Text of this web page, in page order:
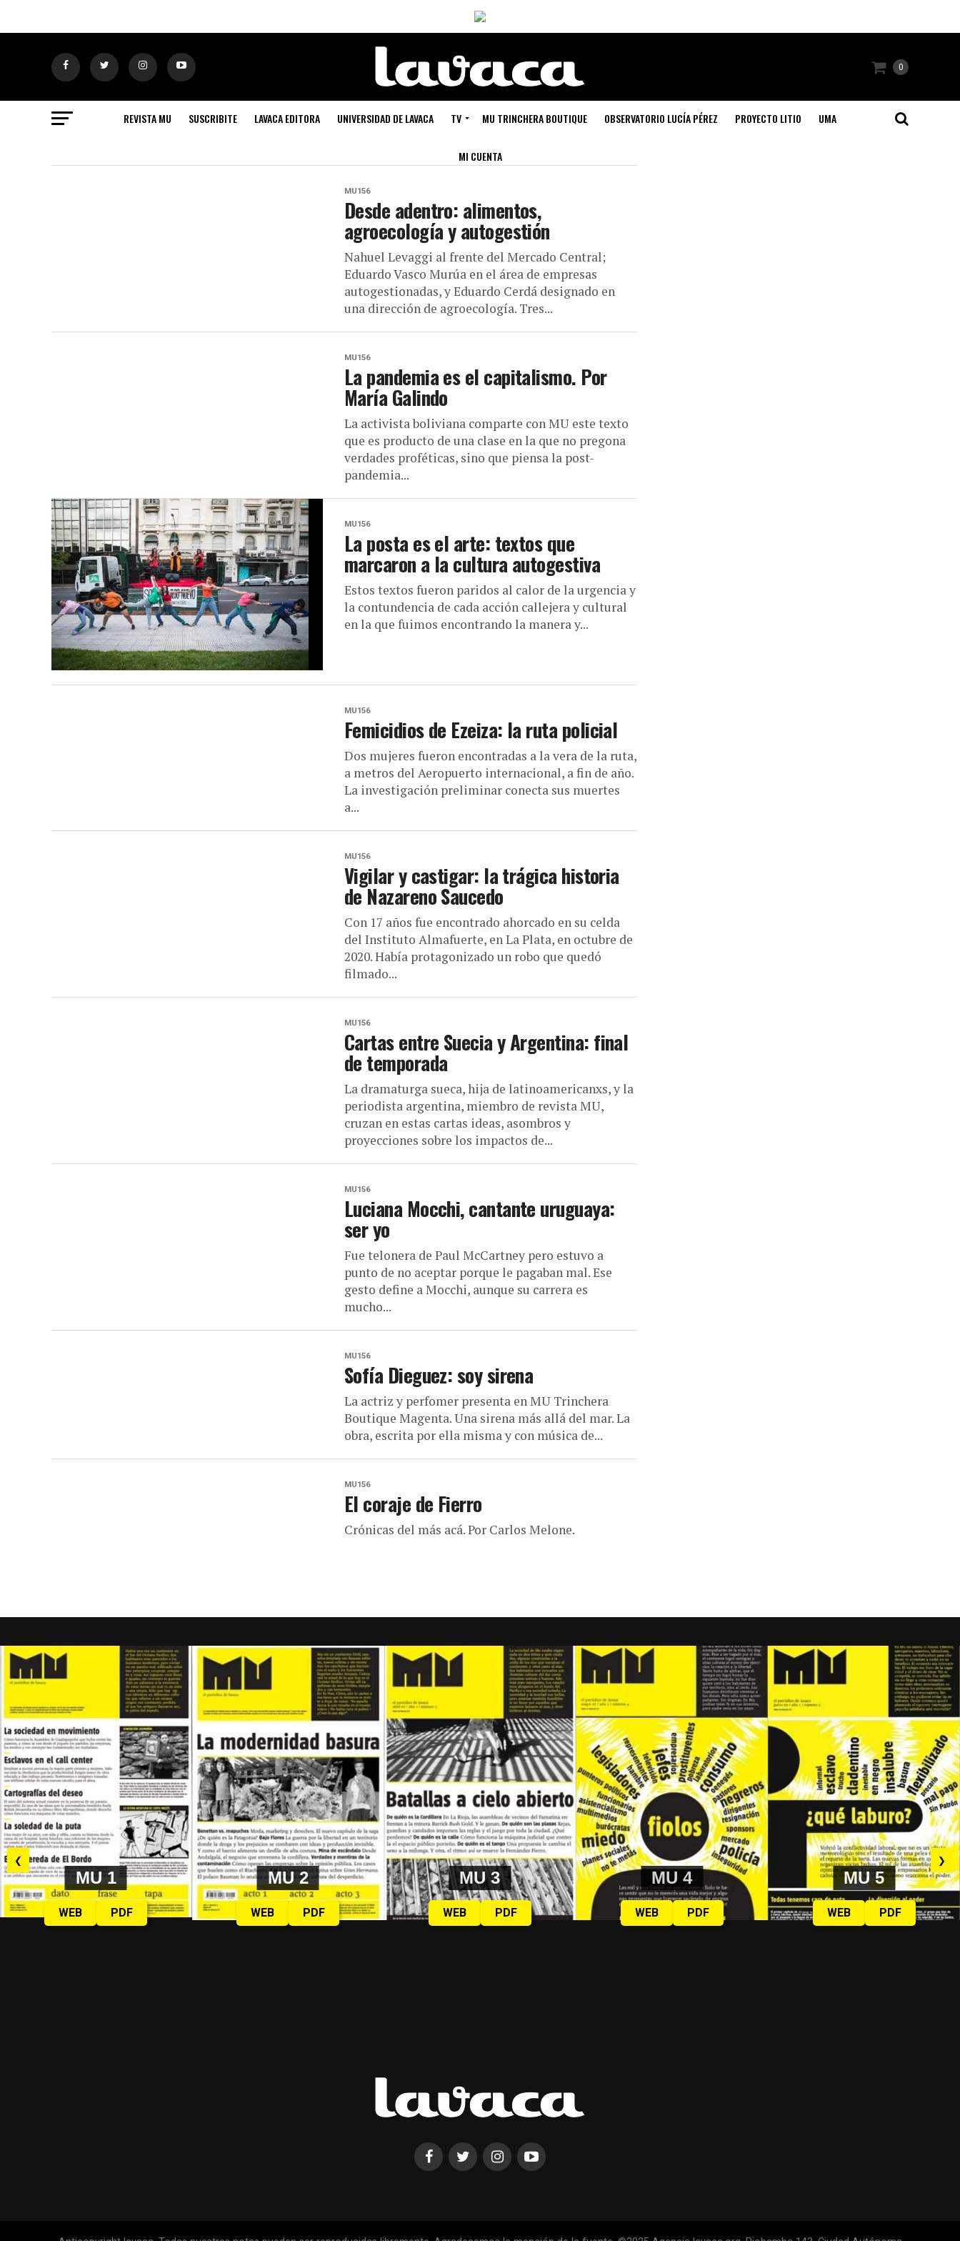
0
REVISTA MU SUSCRIBITE LAVACA EDITORA UNIVERSIDAD DE LAVACA TV MU TRINCHERA BOUTIQUE OBSERVATORIO LUCÍA PÉREZ PROYECTO LITIO UMA
MI CUENTA
Mal curados. Soledad
Barruti, periodista
alimentación
La autora de las investigaciones Malcomidos y Malaleche, describe
lo que dejó la pandemia en materia de alimentación: la
MU156
Desde adentro: alimentos,
agroecología y autogestión
Nahuel Levaggi al frente del Mercado Central;
Eduardo Vasco Murúa en el área de empresas
autogestionadas, y Eduardo Cerdá designado en
una dirección de agroecología. Tres...
MU156
La pandemia es el capitalismo. Por
María Galindo
La activista boliviana comparte con MU este texto
que es producto de una clase en la que no pregona
verdades proféticas, sino que piensa la post-
pandemia...
MU156
La posta es el arte: textos que
marcaron a la cultura autogestiva
Estos textos fueron paridos al calor de la urgencia y
la contundencia de cada acción callejera y cultural
en la que fuimos encontrando la manera y...
MU156
Femicidios de Ezeiza: la ruta policial
Dos mujeres fueron encontradas a la vera de la ruta,
a metros del Aeropuerto internacional, a fin de año.
La investigación preliminar conecta sus muertes
a...
MU156
Vigilar y castigar: la trágica historia
de Nazareno Saucedo
Con 17 años fue encontrado ahorcado en su celda
del Instituto Almafuerte, en La Plata, en octubre de
2020. Había protagonizado un robo que quedó
filmado...
MU156
Cartas entre Suecia y Argentina: final
de temporada
La dramaturga sueca, hija de latinoamericanxs, y la
periodista argentina, miembro de revista MU,
cruzan en estas cartas ideas, asombros y
proyecciones sobre los impactos de...
MU156
Luciana Mocchi, cantante uruguaya:
ser yo
Fue telonera de Paul McCartney pero estuvo a
punto de no aceptar porque le pagaban mal. Ese
gesto define a Mocchi, aunque su carrera es
mucho...
MU156
Sofía Dieguez: soy sirena
La actriz y perfomer presenta en MU Trinchera
Boutique Magenta. Una sirena más allá del mar. La
obra, escrita por ella misma y con música de...
MU156
El coraje de Fierro
Crónicas del más acá. Por Carlos Melone.
MU 1
WEB PDF
MU 2
WEB PDF
MU 3
WEB PDF
MU 4
WEB PDF
MU 5
WEB PDF
❮ ❯